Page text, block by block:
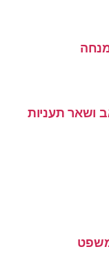
ושאר תעניות
משפט